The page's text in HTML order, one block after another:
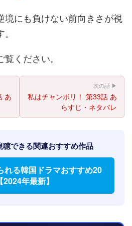
境にも負けない前向きさが視
ください。
あ
次の話 ▶
私はチャンボリ！ 第33話 あ
らすじ・ネタバレ
できる関連おすすめ作品
れる韓国ドラマおすすめ20
2024年最新】